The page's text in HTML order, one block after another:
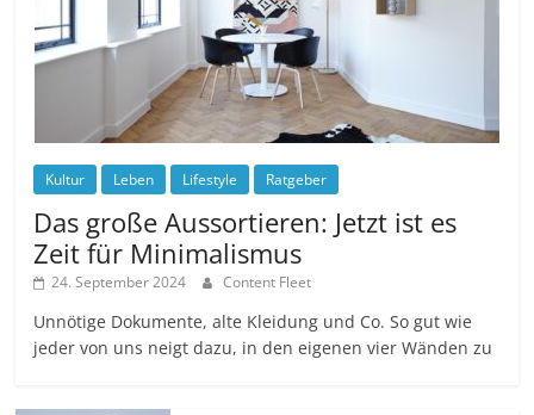
Kultur Leben Lifestyle Ratgeber
Das große Aussortieren: Jetzt ist es
Zeit für Minimalismus
24. September 2024 Content Fleet
Unnötige Dokumente, alte Kleidung und Co. So gut wie
jeder von uns neigt dazu, in den eigenen vier Wänden zu